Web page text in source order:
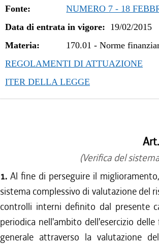
Fonte:
NUMERO 7 - 18
Data di entrata in vigore: 19/02/2015
Materia:
170.01 -Norme
REGOLAMENTI DI ATTUAZIONE
ITER DELLA LEGGE
(Verifica del
1.Al fine di perseguire il
sistema complessivo di valutazione del
controlli interni definito dal presente
periodica nell'ambito dell'esercizio
generale attraverso la valutazione